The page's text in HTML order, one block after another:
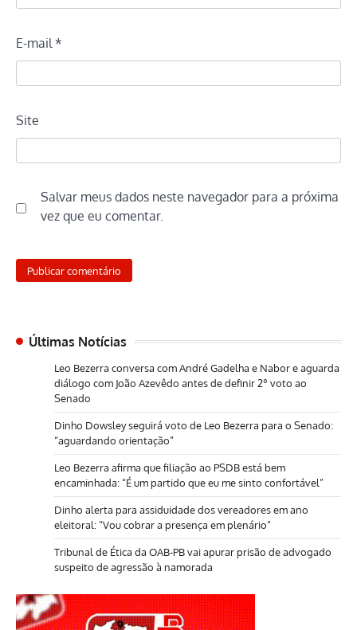
E-mail *
Site
Salvar meus dados neste navegador para a próxima
vez que eu comentar.
Últimas Notícias
Leo Bezerra conversa com André Gadelha e Nabor e aguarda
diálogo com João Azevêdo antes de definir 2º voto ao
Senado
Dinho Dowsley seguirá voto de Leo Bezerra para o Senado:
“aguardando orientação”
Leo Bezerra afirma que filiação ao PSDB está bem
encaminhada: “É um partido que eu me sinto confortável”
Dinho alerta para assiduidade dos vereadores em ano
eleitoral: “Vou cobrar a presença em plenário”
Tribunal de Ética da OAB-PB vai apurar prisão de advogado
suspeito de agressão à namorada